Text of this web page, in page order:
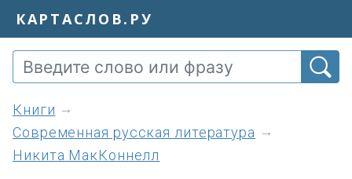
КАРТАСЛОВ.РУ
книги
Современная русская литература
Никита МакКоннелл